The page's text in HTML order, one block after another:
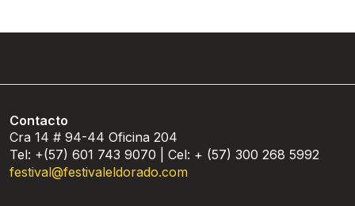
Contacto
Cra 14 # 94-44 Oficina 204
Tel: +(57) 601 743 9070 | Cel: + (57) 300 268 5992
festival@festivaleldorado.com